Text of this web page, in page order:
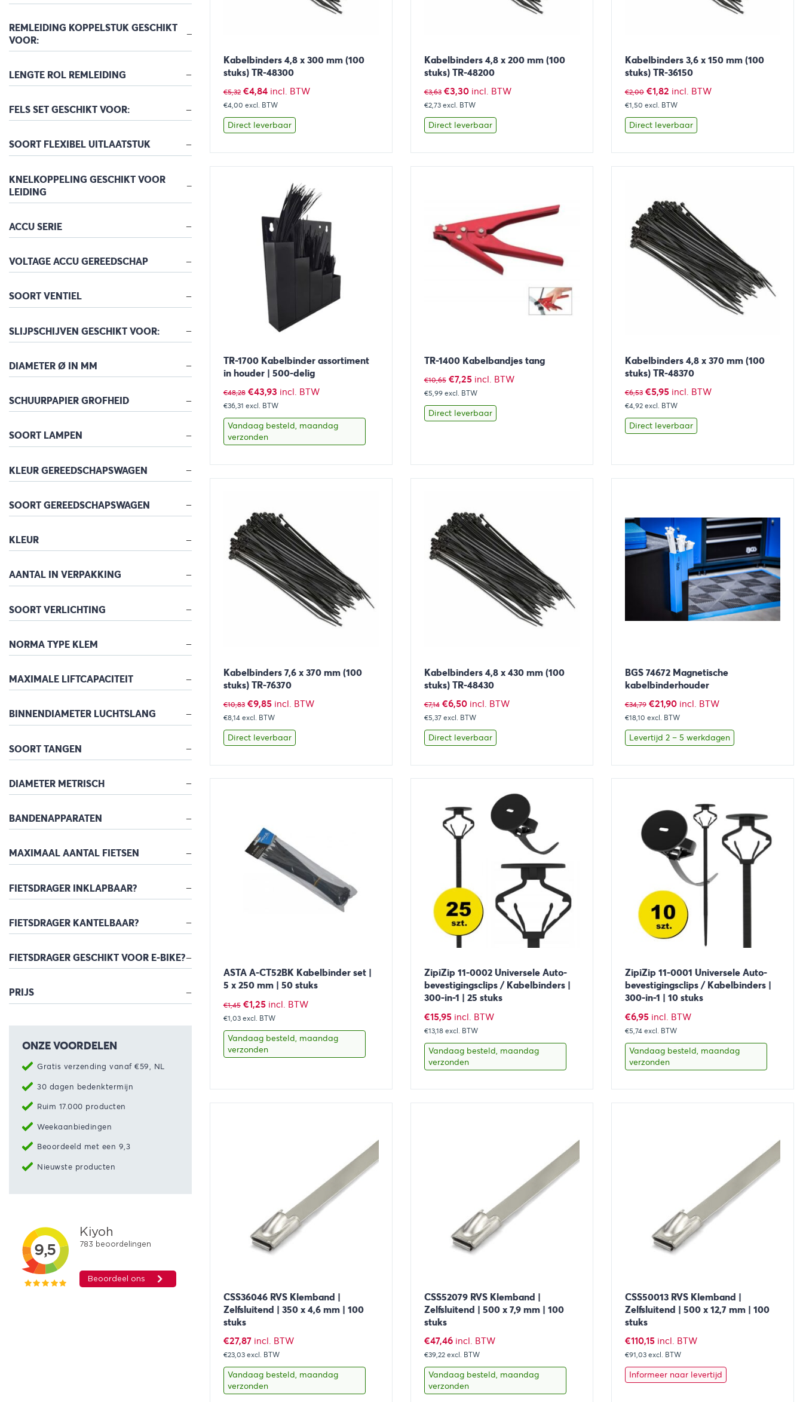
REMLEIDING KOPPELSTUK GESCHIKT
VOOR:
LENGTE ROL REMLEIDING
FELS SET GESCHIKT VOOR:
SOORT FLEXIBEL UITLAATSTUK
KNELKOPPELING GESCHIKT VOOR
LEIDING
ACCU SERIE
VOLTAGE ACCU GEREEDSCHAP
SOORT VENTIEL
SLIJPSCHIJVEN GESCHIKT VOOR:
DIAMETER Ø IN MM
SCHUURPAPIER GROFHEID
SOORT LAMPEN
KLEUR GEREEDSCHAPSWAGEN
SOORT GEREEDSCHAPSWAGEN
KLEUR
AANTAL IN VERPAKKING
SOORT VERLICHTING
NORMA TYPE KLEM
MAXIMALE LIFTCAPACITEIT
BINNENDIAMETER LUCHTSLANG
SOORT TANGEN
DIAMETER METRISCH
BANDENAPPARATEN
MAXIMAAL AANTAL FIETSEN
FIETSDRAGER INKLAPBAAR?
FIETSDRAGER KANTELBAAR?
FIETSDRAGER GESCHIKT VOOR E-BIKE?
PRIJS
ONZE VOORDELEN
Gratis verzending vanaf €59, NL
30 dagen bedenktermijn
Ruim 17.000 producten
Weekaanbiedingen
Beoordeeld met een 9,3
Nieuwste producten
Kabelbinders 4,8 x 300 mm (100
stuks) TR-48300
€5,32 Oorspronkelijke
prijs
was:
€4,84Huidige
prijs
is:
incl. BTW
€4,00 excl. BTW
Direct leverbaar
Bekijk Toevoegen aan winkelwagen
Kabelbinders 4,8 x 200 mm (100
stuks) TR-48200
€3,63 Oorspronkelijke
prijs
was:
€3,30Huidige
prijs
is:
incl. BTW
€2,73 excl. BTW
Direct leverbaar
Bekijk Toevoegen aan winkelwagen
Kabelbinders 3,6 x 150 mm (100
stuks) TR-36150
€2,00 Oorspronkelijke
prijs
was:
€1,82Huidige
prijs
is:
incl. BTW
€1,50 excl. BTW
Direct leverbaar
Bekijk Toevoegen aan
TR-1700 Kabelbinder assortiment
in houder | 500-delig
€48,28 Oorspronkelijke
prijs
was:
€48,28.
€43,93Huidige
prijs
is:
incl. BTW
€36,31 excl. BTW
Vandaag besteld, maandag
verzonden
Bekijk Toevoegen aan winkelwagen
TR-1400 Kabelbandjes tang
€10,65 Oorspronkelijke
prijs
was:
€7,25Huidige
prijs
is:
incl. BTW
€5,99 excl. BTW
Direct leverbaar
Bekijk Toevoegen aan winkelwagen
Kabelbinders 4,8 x 370 mm (100
stuks) TR-48370
€6,53 Oorspronkelijke
prijs
was:
€5,95Huidige
prijs
is:
incl. BTW
€4,92 excl. BTW
Direct leverbaar
Bekijk Toevoegen aan
Kabelbinders 7,6 x 370 mm (100
stuks) TR-76370
€10,83 Oorspronkelijke
prijs
was:
€9,85Huidige
prijs
is:
incl. BTW
€8,14 excl. BTW
Direct leverbaar
Bekijk Toevoegen aan winkelwagen
Kabelbinders 4,8 x 430 mm (100
stuks) TR-48430
€7,14 Oorspronkelijke
prijs
was:
€6,50Huidige
prijs
is:
incl. BTW
€5,37 excl. BTW
Direct leverbaar
Bekijk Toevoegen aan winkelwagen
BGS 74672 Magnetische
kabelbinderhouder
€34,79 Oorspronkelijke
prijs
was:
€21,90Huidige
prijs
is:
incl. BTW
€18,10 excl. BTW
Levertijd 2 – 5 werkdagen
Bekijk Toevoegen aan
ASTA A-CT52BK Kabelbinder set |
5 x 250 mm | 50 stuks
€1,45 Oorspronkelijke
prijs
was:
€1,45.
€1,25Huidige
prijs
is:
€1,25.
incl. BTW
€1,03 excl. BTW
Vandaag besteld, maandag
verzonden
Bekijk Toevoegen aan winkelwagen
ZipiZip 11-0002 Universele Auto-
bevestigingsclips / Kabelbinders |
300-in-1 | 25 stuks
€15,95 incl. BTW
€13,18 excl. BTW
Vandaag besteld, maandag
verzonden
Bekijk Toevoegen aan winkelwagen
ZipiZip 11-0001 Universele Auto-
bevestigingsclips / Kabelbinders |
300-in-1 | 10 stuks
€6,95 incl. BTW
€5,74 excl. BTW
Vandaag besteld, maandag
verzonden
Bekijk Toevoegen aan
CSS36046 RVS Klemband |
Zelfsluitend | 350 x 4,6 mm | 100
stuks
€27,87 incl. BTW
€23,03 excl. BTW
Vandaag besteld, maandag
verzonden
CSS52079 RVS Klemband |
Zelfsluitend | 500 x 7,9 mm | 100
stuks
€47,46 incl. BTW
€39,22 excl. BTW
Vandaag besteld, maandag
verzonden
CSS50013 RVS Klemband |
Zelfsluitend | 500 x 12,7 mm | 100
stuks
€110,15 incl. BTW
€91,03 excl. BTW
Informeer naar levertijd